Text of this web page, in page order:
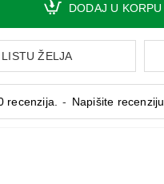
recenzija. - Napišite recenziju
DODAJ U KORPU
ŽELJA